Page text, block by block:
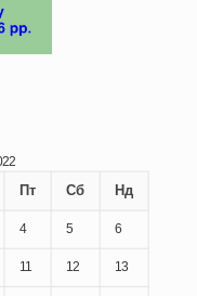
Пт Сб Нд
4 5 6
11 12 13